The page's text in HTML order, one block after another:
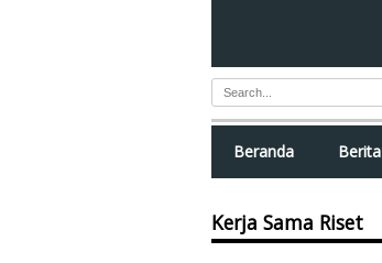
Beranda Berita
Kerja Sama Riset